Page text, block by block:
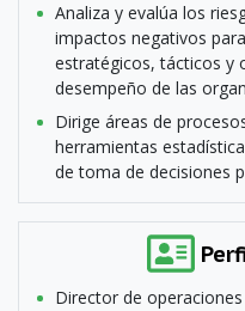
Analiza y evalúa los
impactos negativos
estratégicos, tácticos y
desempeño de las
Dirige áreas de
herramientas
de toma de decisiones
Director de